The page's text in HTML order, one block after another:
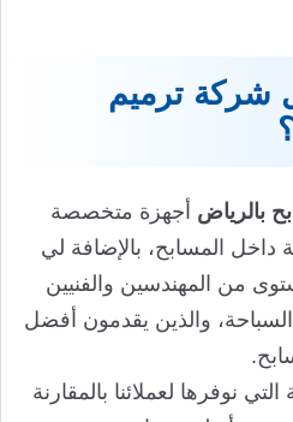
شركة ترميم
بالرياض أجهزة متخصصة
المسابح، بالإضافة لي
من المهندسين والفنيين
والذين يقدمون أفضل
نوفرها لعملائنا بالمقارنة